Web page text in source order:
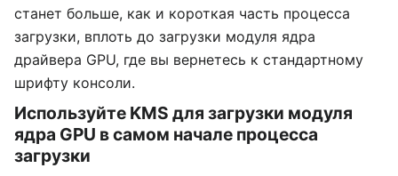
станет больше, как и короткая часть процесса
загрузки, вплоть до загрузки модуля ядра
драйвера GPU, где вы вернетесь к стандартному
шрифту консоли.
Используйте KMS для загрузки модуля
ядра GPU в самом начале процесса
загрузки